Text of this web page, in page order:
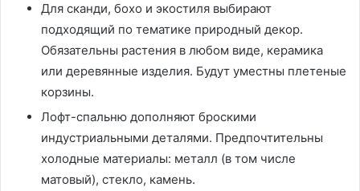
Для сканди, бохо и экостиля выбирают
подходящий по тематике природный декор.
Обязательны растения в любом виде, керамика
или деревянные изделия. Будут уместны плетеные
корзины.
Лофт-спальню дополняют броскими
индустриальными деталями. Предпочтительны
холодные материалы: металл (в том числе
матовый), стекло, камень.